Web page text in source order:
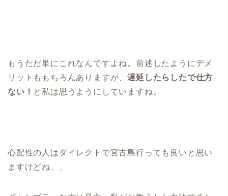
もうただ単にこれなんですよね。前述したようにデメ
リットももちろんありますが、遅延したらしたで仕方
ない！ と私は思うようにしていますね。
心配性の人はダイレクトで宮古島行っても良いと思い
ますけどね、、